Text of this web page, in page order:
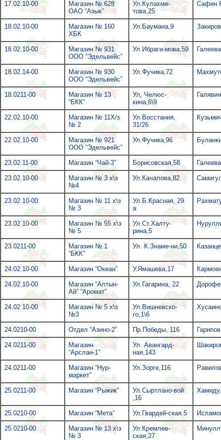
17.02.10-00
Магазин № 628
ОАО “Азык”
Ул.Кулахме-
това,25
Сафин
18.02.10-00
Магазин № 160
ХБК
Ул.Баумана,9
18.02.10-00
Магазин № 931
ООО “Эдельвейс”
Ул.Ибраги-мова,59
18.02.14-00
Магазин № 930
ООО “Эдельвейс”
Ул.Фучика,72
18.0211-00
Магазин № 13
“БКК”
Ул, Челюс-
кина,6\9
22.02.10-00
Магазин № 11Х/з
№ 2
Ул.Восстания,
31/26
22.02.10-00
Магазин № 921
ООО “Эдельвейс”
Ул.Фучика,96
23.02.11-00 Магазин “Чай-3” Борисовская,58
23.02.10-00
Магазин № 3 х\з
№4
Ул.Качалова,82
23.02 10-00
Магазин № 11 х\з
№ 3
Ул.Б.Красная, 29
а
23.02 10-00
Магазин № 55 х\з
№ 5
Ул.Ст.Халту-
рина,5
23.0211-00
Магазин № 1
“БКК”
Ул. К.Знаме-ни,50
24.02 10-00 Магазин “Океан” У.Ямашева,17
24.02 10-00
Магазин “Алтын-
Ай” “Аромат”
Ул.Гагарина, 22
24.02 10-00
Магазин № 5 х\з
№3
Ул.Вишневско-
го,1\6
24.0210-00 Отдел “Азино-2” Пр.Победы, 116
24.0211-00
Магазин
“Арслан-1”
Ул. Авангард-
ная,143
24.0211-00
Магазин “Нур-
маркет”
Ул.Зорге,116
25.0211-00 Магазин “Рыжик”
Ул.Сыртлано-вой
,16
25.0210-00 Магазин “Мета” Ул.Гвардей-ская.5
25.0210-00
Магазин № 13 х\з
№ 3
Ул.Кремлев-
ская,27